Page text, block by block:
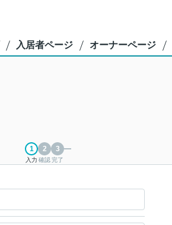
入居者ページ オーナーページ
入力 確認完了